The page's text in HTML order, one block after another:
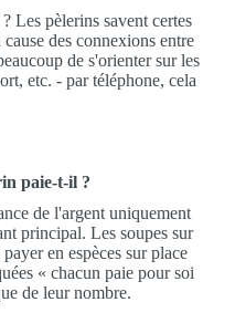
Les pèlerins savent certes
des connexions entre
de s'orienter sur les
etc. - par téléphone, cela
paie-t-il ?
de l'argent uniquement
principal. Les soupes sur
en espèces sur place
« chacun paie pour soi
de leur nombre.